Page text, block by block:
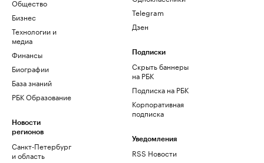
Общество
Бизнес
Технологии и
медиа
Финансы
Биографии
База знаний
РБК Образование
Новости
регионов
Санкт-Петербург
и область
Telegram
Дзен
Подписки
Скрыть баннеры
на РБК
Подписка на РБК
Корпоративная
подписка
Уведомления
RSS Новости